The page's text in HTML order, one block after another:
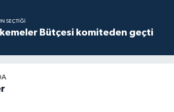
SEÇTIĞI
Bütçesi komiteden geçti